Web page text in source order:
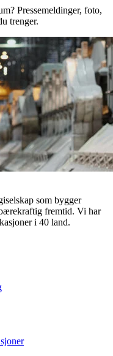
Pressemeldinger, foto,
trenger.
som bygger
fremtid. Vi har
i 40 land.